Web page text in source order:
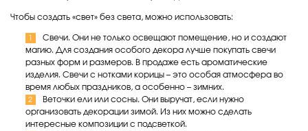
Чтобы создать «свет» без света, можно использовать:
Свечи. Они не только освещают помещение, но и создают
магию. Для создания особого декора лучше покупать свечи
разных форм и размеров. В продаже есть ароматические
изделия. Свечи с нотками корицы – это особая атмосфера во
время любых праздников, а особенно – зимних.
Веточки ели или сосны. Они выручат, если нужно
организовать декорации зимой. Из них можно сделать
интересные композиции с подсветкой.